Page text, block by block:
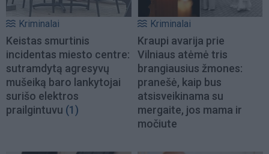
Kriminalai
Keistas smurtinis
incidentas miesto centre:
sutramdytą agresyvų
mušeiką baro lankytojai
surišo elektros
prailgintuvu (1)
Kriminalai
Kraupi avarija prie
Vilniaus atėmė tris
brangiausius žmones:
pranešė, kaip bus
atsisveikinama su
mergaite, jos mama ir
močiute